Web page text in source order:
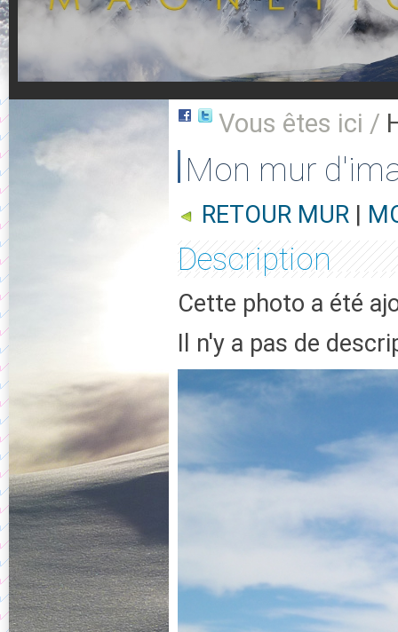
Vous êtes ici /
Mon mur
RETOUR MUR |
Description
Cette photo a été
Il n'y a pas de